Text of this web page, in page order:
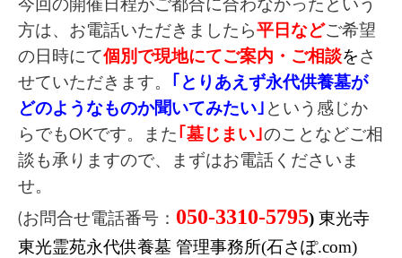
今回の開催日程がご都合に合わなかったという
方は、お電話いただきましたら平日などご希望
の日時にて個別で現地にてご案内・ご相談を さ
せていただきます。
｢とりあえず永代供養墓が
どのようなものか聞いてみたい｣ という感じか
らでもOKです。また ｢墓じまい｣ のことなどご相
談も承りますので、まずはお電話くださいま
せ。
(お問合せ電話番号： 050-3310-5795) 東光寺
東光霊苑永代供養墓 管理事務所(石さぽ.com)